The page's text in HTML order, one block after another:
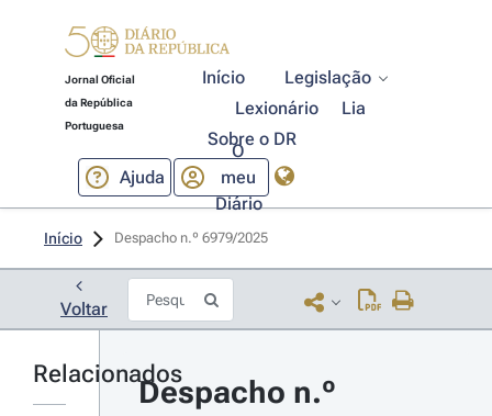
Jornal Oficial
da República
Portuguesa
Início
Legislação
Lexionário
Lia
Sobre o DR
Ajuda
O
meu
Diário
Início Despacho n.º 6979/2025
Voltar
Relacionados
Despacho n.º